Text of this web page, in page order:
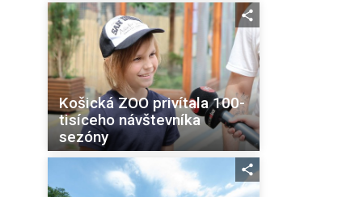
Košická ZOO privítala 100-
tisíceho návštevníka
sezóny